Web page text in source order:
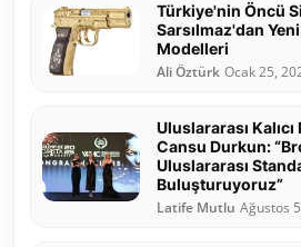
Türkiye'nin Öncü
Sarsılmaz'dan
Modelleri
Ali Öztürk Ocak 25,
Uluslararası
Cansu Durkun:
Uluslararası
Buluşturuyoruz”
Latife Mutlu Ağustos